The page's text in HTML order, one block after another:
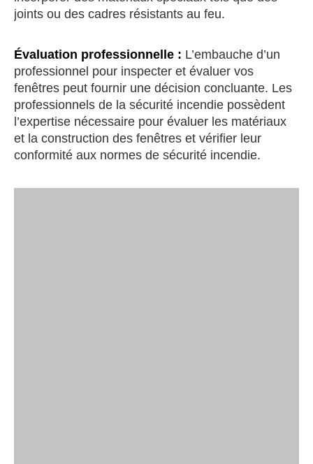
joints ou des cadres résistants au feu.
Évaluation professionnelle : L’embauche d’un
professionnel pour inspecter et évaluer vos
fenêtres peut fournir une décision concluante. Les
professionnels de la sécurité incendie possèdent
l’expertise nécessaire pour évaluer les matériaux
et la construction des fenêtres et vérifier leur
conformité aux normes de sécurité incendie.